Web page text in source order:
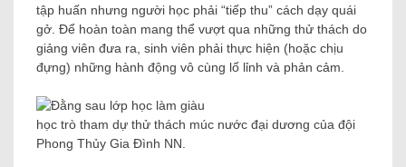
tập huấn nhưng người học phải “tiếp thu” cách dạy quái
gở. Để hoàn toàn mang thể vượt qua những thử thách do
giảng viên đưa ra, sinh viên phải thực hiện (hoặc chịu
đựng) những hành động vô cùng lố lỉnh và phản cảm.
học trò tham dự thử thách múc nước đại dương của đội
Phong Thủy Gia Đình NN.